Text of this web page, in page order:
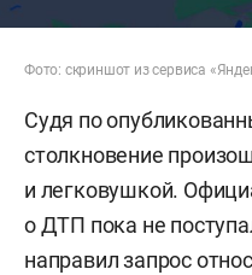
Фото: скриншот из сервиса
Судя по
столкновение
и легковушкой.
о ДТП пока не
направил запрос